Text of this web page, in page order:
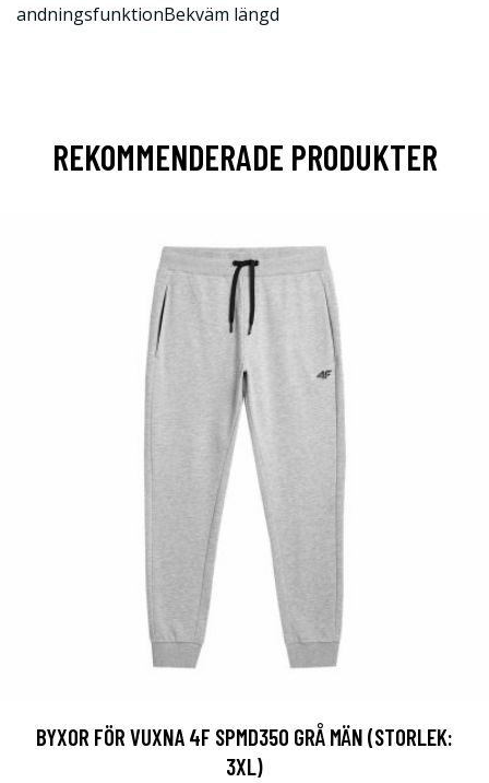
andningsfunktionBekväm längd
REKOMMENDERADE PRODUKTER
BYXOR FÖR VUXNA 4F SPMD350 GRÅ MÄN (STORLEK:
3XL)